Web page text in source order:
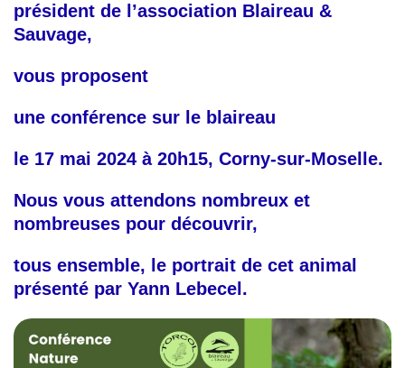
président de l’association Blaireau &
Sauvage,
vous proposent
une conférence sur le blaireau
le 17 mai 2024 à 20h15, Corny-sur-Moselle.
Nous vous attendons nombreux et
nombreuses pour découvrir,
tous ensemble, le portrait de cet animal
présenté par Yann Lebecel.